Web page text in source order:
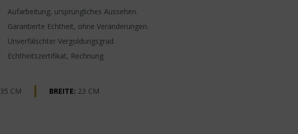
Aufarbeitung, ursprüngliches Aussehen.
Garantierte Echtheit, ohne Veränderungen.
Unverfälschter Vergoldungsgrad.
Echtheitszertifikat, Rechnung.
35 CM BREITE: 23 CM